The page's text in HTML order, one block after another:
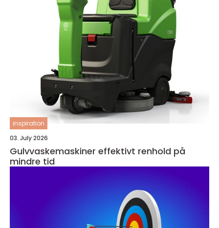
inspiration
03. July 2026
Gulvvaskemaskiner effektivt renhold på
mindre tid